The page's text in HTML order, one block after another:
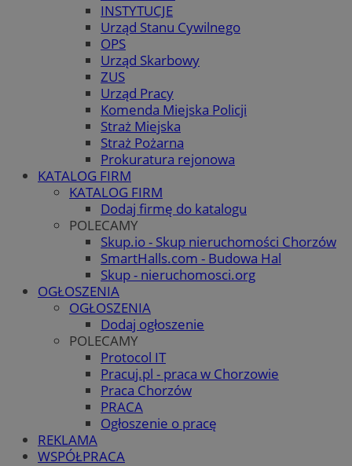
INSTYTUCJE
Urząd Stanu Cywilnego
OPS
Urząd Skarbowy
ZUS
Urząd Pracy
Komenda Miejska Policji
Straż Miejska
Straż Pożarna
Prokuratura rejonowa
KATALOG FIRM
KATALOG FIRM
Dodaj firmę do katalogu
POLECAMY
Skup.io - Skup nieruchomości Chorzów
SmartHalls.com - Budowa Hal
Skup - nieruchomosci.org
OGŁOSZENIA
OGŁOSZENIA
Dodaj ogłoszenie
POLECAMY
Protocol IT
Pracuj.pl - praca w Chorzowie
Praca Chorzów
PRACA
Ogłoszenie o pracę
REKLAMA
WSPÓŁPRACA